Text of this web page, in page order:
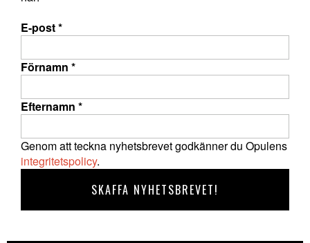
E-post*
Förnamn *
Efternamn *
Genom att teckna nyhetsbrevet godkänner du Opulens
integritetspolicy.